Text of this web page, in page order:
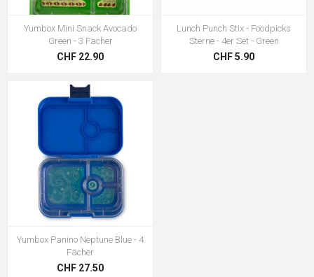
Yumbox Mini Snack Avocado
Green - 3 Fächer
CHF 22.90
Lunch Punch Stix - Foodpicks
Sterne - 4er Set - Green
CHF 5.90
Yumbox Panino Neptune Blue - 4
Fächer
CHF 27.50